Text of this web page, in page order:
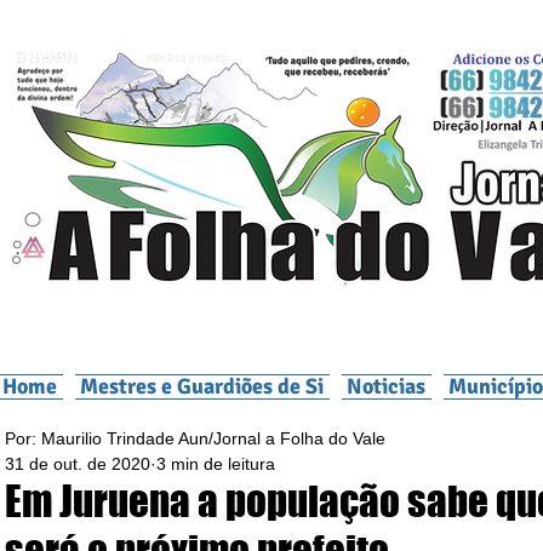
Home Mestres e Guardiões de Si Noticias
Em Juruena a população sabe
Por: Maurilio Trindade Aun/Jornal a Folha do Vale
31 de out. de 2020 3 min de leitura